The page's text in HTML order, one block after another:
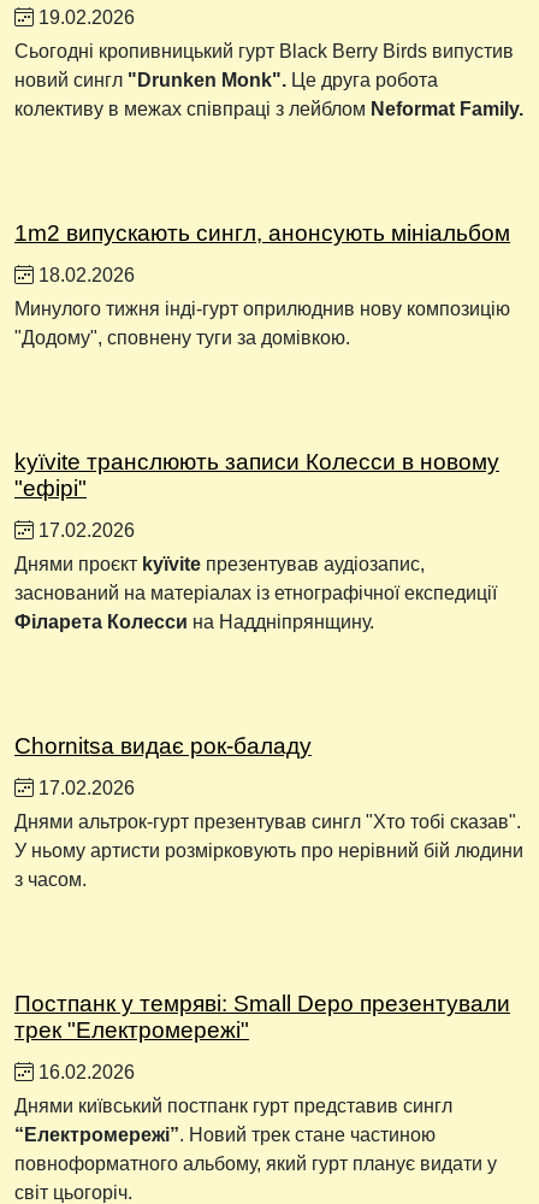
19.02.2026
Сьогодні кропивницький гурт Black Berry Birds випустив
новий сингл "Drunken Monk". Це друга робота
колективу в межах співпраці з лейблом Neformat Family.
1m2 випускають сингл, анонсують мініальбом
18.02.2026
Минулого тижня інді-гурт оприлюднив нову композицію
"Додому", сповнену туги за домівкою.
kyïvite транслюють записи Колесси в новому
"ефірі"
17.02.2026
Днями проєкт kyïvite презентував аудіозапис,
заснований на матеріалах із етнографічної експедиції
Філарета Колесси на Наддніпрянщину.
Chornitsa видає рок-баладу
17.02.2026
Днями альтрок-гурт презентував сингл "Хто тобі сказав".
У ньому артисти розмірковують про нерівний бій людини
з часом.
Постпанк у темряві: Small Depo презентували
трек "Електромережі"
16.02.2026
Днями київський постпанк гурт представив сингл
“Електромережі”. Новий трек стане частиною
повноформатного альбому, який гурт планує видати у
світ цьогоріч.